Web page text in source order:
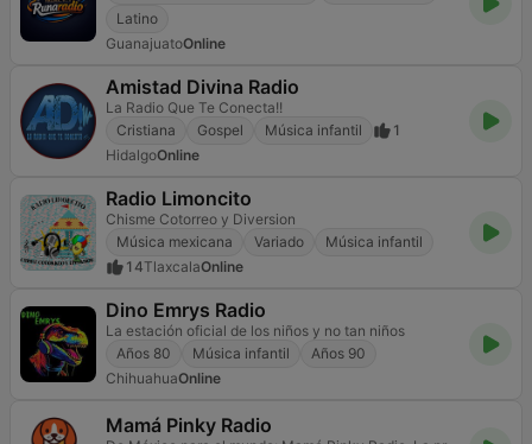
Latino
GuanajuatoOnline
Amistad Divina Radio
La Radio Que Te Conecta!!
Cristiana
Gospel Música infantil
1
HidalgoOnline
Radio Limoncito
Chisme Cotorreo y Diversion
Música mexicana
Variado
Música infantil
14TlaxcalaOnline
Dino Emrys Radio
La estación oficial de los niños y no tan niños
Años 80
Música infantil
Años 90
ChihuahuaOnline
Mamá Pinky Radio